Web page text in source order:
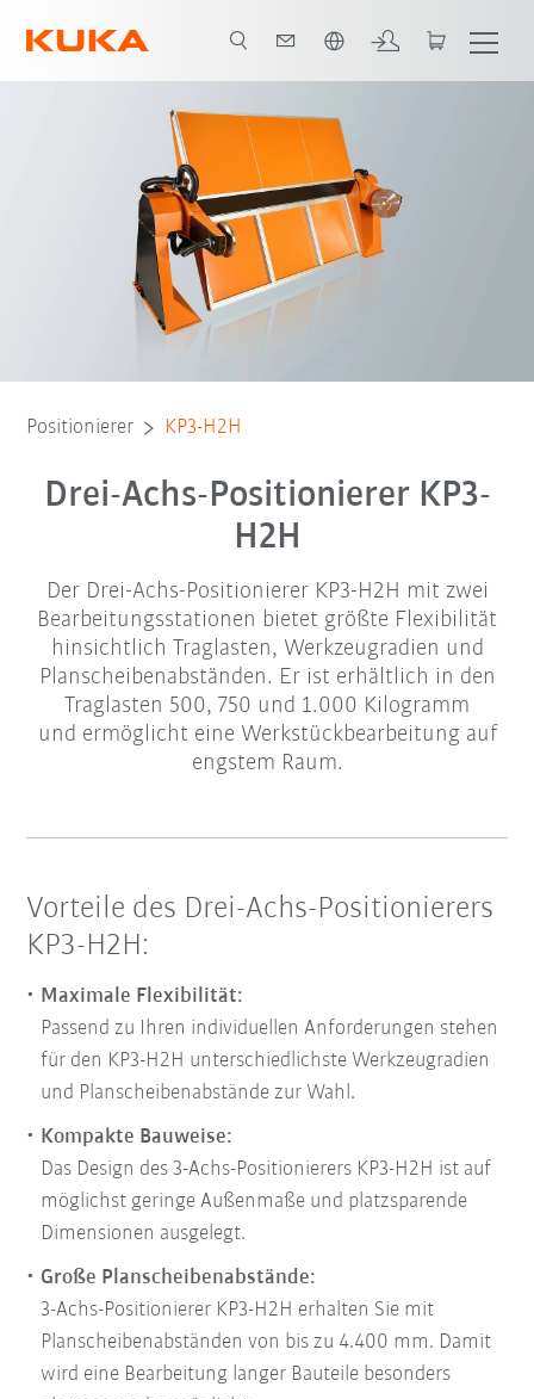
Vorteile Technische Daten Produktbroschüre
Positionierer KP3-H2H
Drei-Achs-Positionierer KP3-
H2H
Der Drei-Achs-Positionierer KP3-H2H mit zwei
Bearbeitungsstationen bietet größte Flexibilität
hinsichtlich Traglasten, Werkzeugradien und
Planscheibenabständen. Er ist erhältlich in den
Traglasten 500, 750 und 1.000 Kilogramm
und ermöglicht eine Werkstückbearbeitung auf
engstem Raum.
Vorteile des Drei-Achs-Positionierers
KP3-H2H:
Maximale Flexibilität:
Passend zu Ihren individuellen Anforderungen stehen
für den KP3-H2H unterschiedlichste Werkzeugradien
und Planscheibenabstände zur Wahl.
Kompakte Bauweise:
Das Design des 3-Achs-Positionierers KP3-H2H ist auf
möglichst geringe Außenmaße und platzsparende
Dimensionen ausgelegt.
Große Planscheibenabstände:
3-Achs-Positionierer KP3-H2H erhalten Sie mit
Planscheibenabständen von bis zu 4.400 mm. Damit
wird eine Bearbeitung langer Bauteile besonders